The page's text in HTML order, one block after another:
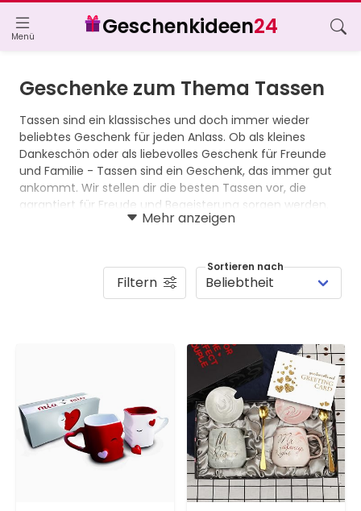
Menü Geschenkideen24
Geschenke zum Thema Tassen
Tassen sind ein klassisches und doch immer wieder
beliebtes Geschenk für jeden Anlass. Ob als kleines
Dankeschön oder als liebevolles Geschenk für Freunde
und Familie - Tassen sind ein Geschenk, das immer gut
ankommt. Wir stellen dir die besten Tassen vor, die
garantiert für Freude und Begeisterung sorgen werden.
Von originellen und lustigen Sprüche-Tassen über
Möglichkeiten, die jeden Geschmack und jedes Budget
abdecken. Lasse dich inspirieren und finde die perfekte
Mehr anzeigen
Filtern
Sortieren nach